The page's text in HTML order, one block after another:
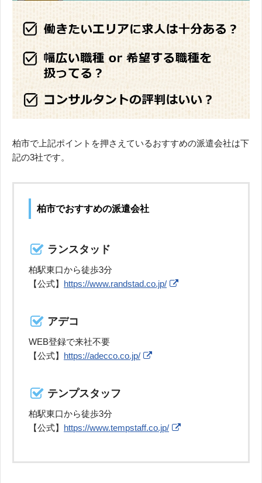
柏市で上記ポイントを押さえているおすすめの派遣会社は下
記の3社です。
柏市でおすすめの派遣会社
ランスタッド
柏駅東口から徒歩3分
【公式】 https://www.randstad.co.jp/
アデコ
WEB登録で来社不要
【公式】 https://adecco.co.jp/
テンプスタッフ
柏駅東口から徒歩3分
【公式】 https://www.tempstaff.co.jp/